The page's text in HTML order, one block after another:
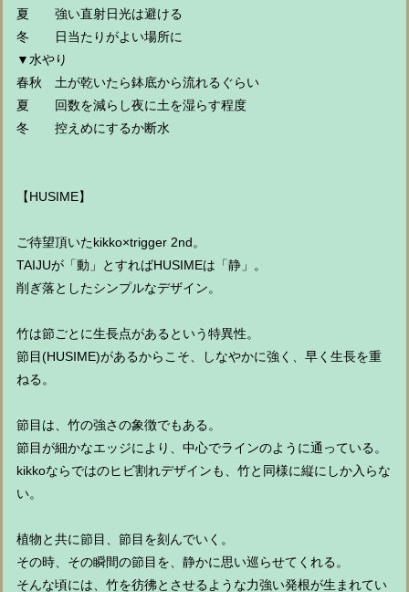
夏 強い直射日光は避ける
冬 日当たりがよい場所に
▼水やり
春秋 土が乾いたら鉢底から流れるぐらい
夏 回数を減らし夜に土を湿らす程度
冬 控えめにするか断水
【HUSIME】
ご待望頂いたkikko×trigger 2nd。
TAIJUが「動」とすればHUSIMEは「静」。
削ぎ落としたシンプルなデザイン。
竹は節ごとに生長点があるという特異性。
節目(HUSIME)があるからこそ、しなやかに強く、早く生長を重
ねる。
節目は、竹の強さの象徴でもある。
節目が細かなエッジにより、中心でラインのように通っている。
kikkoならではのヒビ割れデザインも、竹と同様に縦にしか入らな
い。
植物と共に節目、節目を刻んでいく。
その時、その瞬間の節目を、静かに思い巡らせてくれる。
そんな頃には、竹を彷彿とさせるような力強い発根が生まれてい